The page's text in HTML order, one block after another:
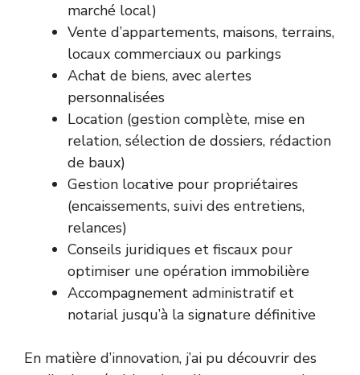
marché local)
Vente d’appartements, maisons, terrains,
locaux commerciaux ou parkings
Achat de biens, avec alertes
personnalisées
Location (gestion complète, mise en
relation, sélection de dossiers, rédaction
de baux)
Gestion locative pour propriétaires
(encaissements, suivi des entretiens,
relances)
Conseils juridiques et fiscaux pour
optimiser une opération immobilière
Accompagnement administratif et
notarial jusqu’à la signature définitive
En matière d’innovation, j’ai pu découvrir des